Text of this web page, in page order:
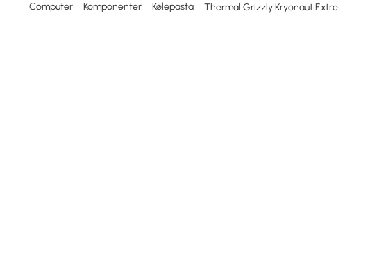
Computer Komponenter Kølepasta Thermal Grizzly Kryonaut Extre